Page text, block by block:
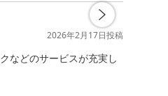
2026年2月17日投稿
などのサービスが充実し